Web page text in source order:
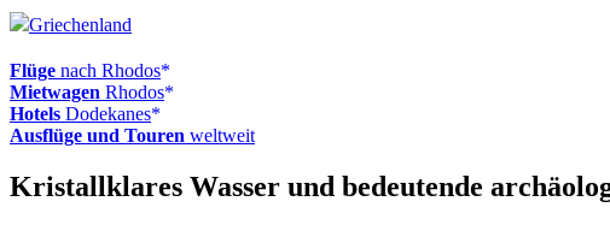
Griechenland
Flüge nach Rhodos
Mietwagen Rhodos
Hotels Dodekanes
Ausflüge und Touren weltweit
Kristallklares Wasser und bedeutende